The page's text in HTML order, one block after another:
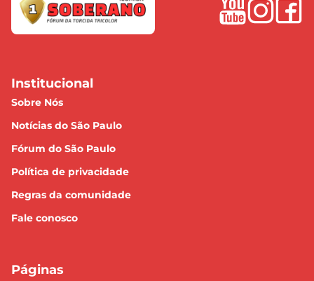
Institucional
Sobre Nós
Notícias do São Paulo
Fórum do São Paulo
Política de privacidade
Regras da comunidade
Fale conosco
Páginas